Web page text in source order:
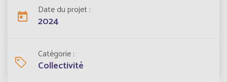
Date du projet
2024
Catégorie
Collectivité